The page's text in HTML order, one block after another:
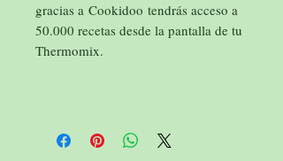
gracias a Cookidoo tendrás acceso a
50.000 recetas desde la pantalla de tu
Thermomix.